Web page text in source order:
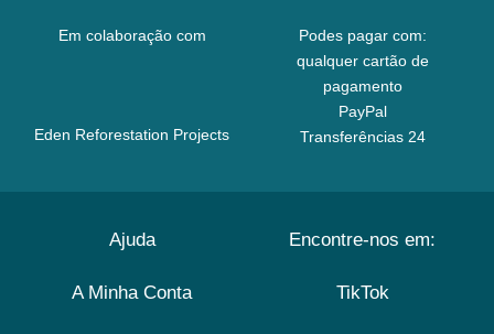
Em colaboração com
Eden Reforestation Projects
Podes pagar com:
qualquer cartão de
pagamento
PayPal
Transferências 24
Ajuda
A Minha Conta
Encontre-nos em:
TikTok